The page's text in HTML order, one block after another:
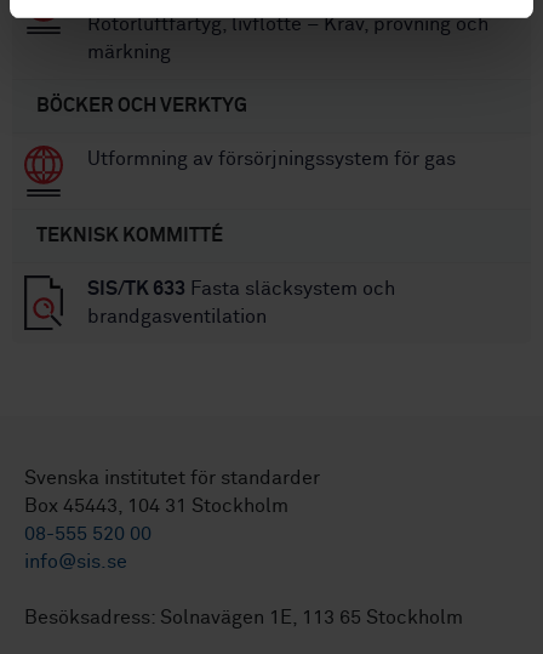
Rotorluftfartyg, livflotte – Krav, provning och
märkning
BÖCKER OCH VERKTYG
Utformning av försörjningssystem för gas
TEKNISK KOMMITTÉ
SIS/TK 633 Fasta släcksystem och
brandgasventilation
Svenska institutet för standarder
Box 45443, 104 31 Stockholm
08-555 520 00
info@sis.se
Besöksadress: Solnavägen 1E, 113 65 Stockholm